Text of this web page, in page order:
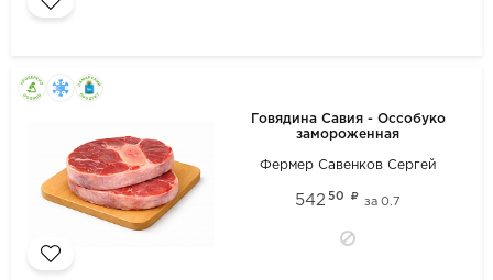
Говядина Савия - Оссобуко
замороженная
Фермер Савенков Сергей
542 50 за0.7